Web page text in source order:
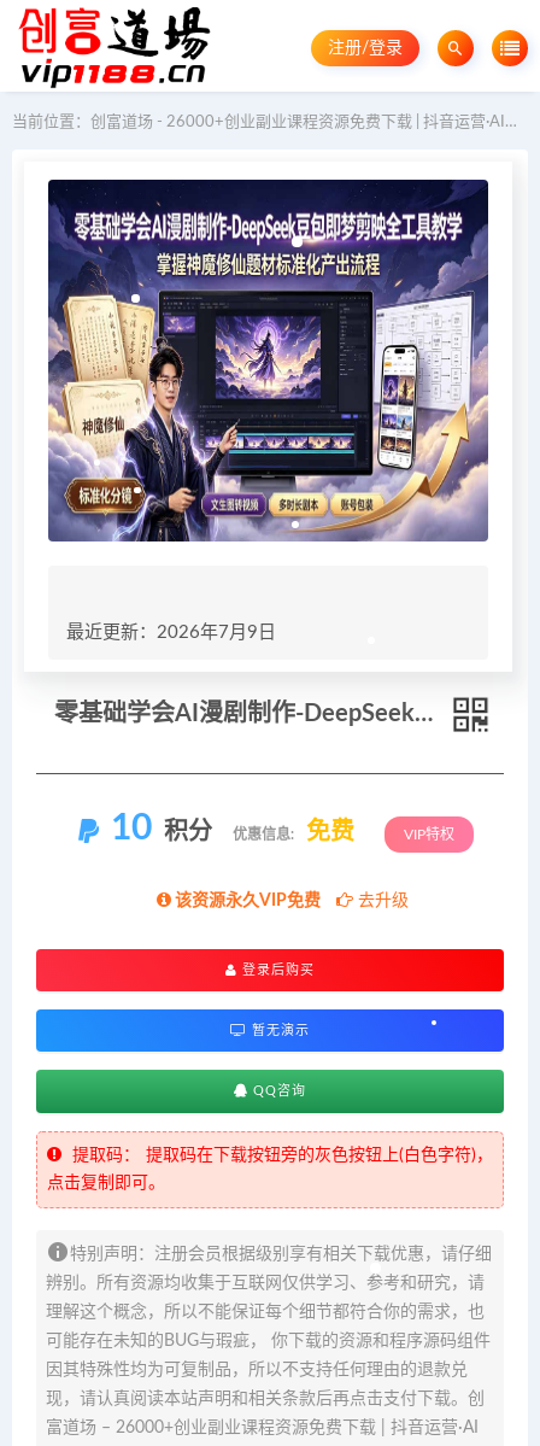
注册/登录
当前位置： 创富道场 - 26000+创业副业课程资源免费下载 | 抖音运营·AI教程·GEO优化
最近更新：2026年7月9日
零基础学会AI漫剧制作-DeepSeek豆包即梦剪映全工具教学，掌握神魔修仙题材标准化产出流程
10 积分 优惠信息: 免费 VIP特权
该资源永久VIP免费 去升级
登录后购买
暂无演示
QQ咨询
提取码：
提取码在下载按钮旁的灰色按钮上(白色字符)，
点击复制即可。
特别声明：注册会员根据级别享有相关下载优惠，请仔细
辨别。所有资源均收集于互联网仅供学习、参考和研究，请
理解这个概念，所以不能保证每个细节都符合你的需求，也
可能存在未知的BUG与瑕疵， 你下载的资源和程序源码组件
因其特殊性均为可复制品，所以不支持任何理由的退款兑
现，请认真阅读本站声明和相关条款后再点击支付下载。创
富道场 – 26000+创业副业课程资源免费下载 | 抖音运营·AI